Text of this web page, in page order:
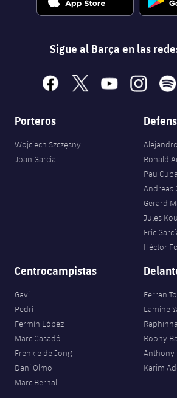
Sigue al Barça en las
facebook
x youtubeinstagram
Porteros
Wojciech Szczęsny
Joan Garcia
Ronald
Pau
Andreas
Gerard
Jules
Eric
Héctor
Centrocampistas
Gavi
Pedri
Fermín López
Marc Casadó
Frenkie de Jong
Dani Olmo
Marc Bernal
Ferran
Lamine
Raphinha
Roony
Anthony
Karim